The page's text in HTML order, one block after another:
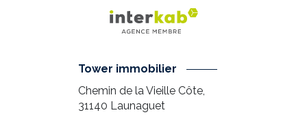
Tower immobilier
Chemin de la Vieille Côte,
31140 Launaguet